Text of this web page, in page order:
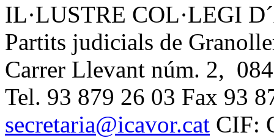
IL·LUSTRE COL·LEGI
Partits judicials de
Carrer Llevant núm. 2,
Tel. 93 879 26 03 Fax 93
secretaria@icavor.cat CIF: